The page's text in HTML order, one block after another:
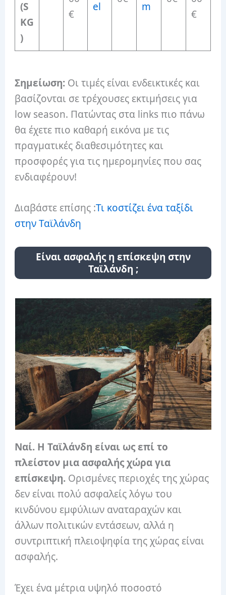
(S
KG
)
€
el m
€
Σημείωση: Οι τιμές είναι ενδεικτικές και
βασίζονται σε τρέχουσες εκτιμήσεις για
low season. Πατώντας στα links πιο πάνω
θα έχετε πιο καθαρή εικόνα με τις
πραγματικές διαθεσιμότητες και
προσφορές για τις ημερομηνίες που σας
ενδιαφέρουν!
Διαβάστε επίσης :Τι κοστίζει ένα ταξίδι
στην Ταϊλάνδη
Είναι ασφαλής η επίσκεψη στην
Ταϊλάνδη ;
Ναί. Η Ταϊλάνδη είναι ως επί το
πλείστον μια ασφαλής χώρα για
επίσκεψη. Ορισμένες περιοχές της χώρας
δεν είναι πολύ ασφαλείς λόγω του
κινδύνου εμφύλιων αναταραχών και
άλλων πολιτικών εντάσεων, αλλά η
συντριπτική πλειοψηφία της χώρας είναι
ασφαλής.
Έχει ένα μέτρια υψηλό ποσοστό